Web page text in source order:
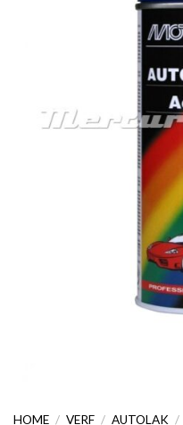
HOME / VERF / AUTOLAK /